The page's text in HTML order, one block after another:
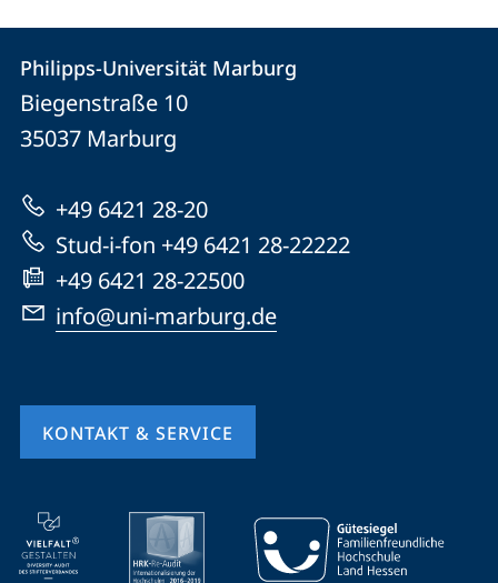
Kontakt
und
Informationen
zur
Website
Kontaktinformationen
Philipps-
Universität
Marburg
Philipps-Universität Marburg
Biegenstraße 10
35037 Marburg
+49 6421 28-20
Stud-i-fon +49 6421 28-22222
+49 6421 28-22500
info@uni-marburg.de
KONTAKT & SERVICE
Mobile-
Service-